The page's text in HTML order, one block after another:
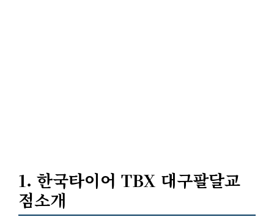
1. 한국타이어 TBX 대구팔달교
점소개